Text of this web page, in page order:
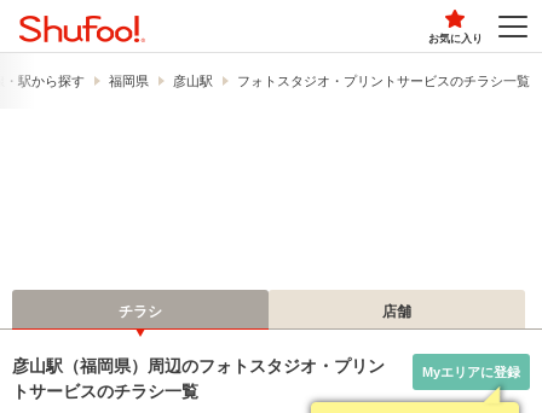
お気に入り
・駅から探す 福岡県 彦山駅 フォトスタジオ・プリントサービスのチラシ一覧
チラシ 店舗
彦山駅（福岡県）周辺のフォトスタジオ・プリン
トサービスのチラシ一覧
Myエリアに登録